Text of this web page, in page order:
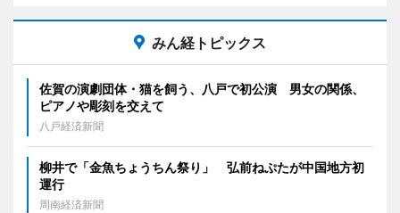
みん経トピックス
佐賀の演劇団体・猫を飼う、八戸で初公演 男女の関係、
ピアノや彫刻を交えて
八戸経済新聞
柳井で「金魚ちょうちん祭り」 弘前ねぷたが中国地方初
運行
周南経済新聞